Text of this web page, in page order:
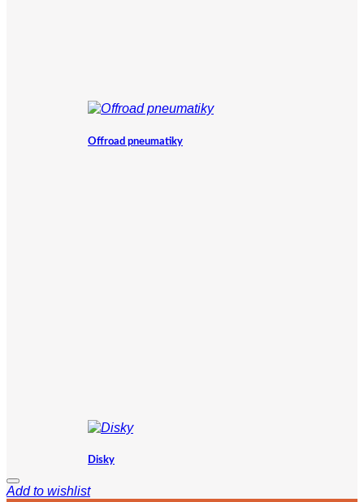
Offroad pneumatiky
Disky
Add to wishlist